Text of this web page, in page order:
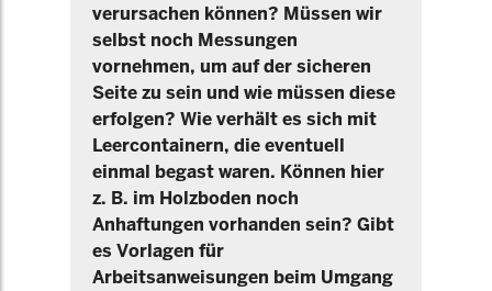
verursachen können? Müssen wir
selbst noch Messungen
vornehmen, um auf der sicheren
Seite zu sein und wie müssen diese
erfolgen? Wie verhält es sich mit
Leercontainern, die eventuell
einmal begast waren. Können hier
z. B. im Holzboden noch
Anhaftungen vorhanden sein? Gibt
es Vorlagen für
Arbeitsanweisungen beim Umgang